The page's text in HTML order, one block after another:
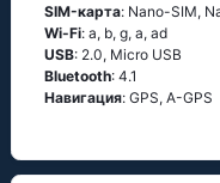
SIM-карта: Nano-SIM,
Wi-Fi: а, b, g, а, аd
USB: 2.0, Micro USB
Bluetooth: 4.1
Навигация: GРS, А-GРS